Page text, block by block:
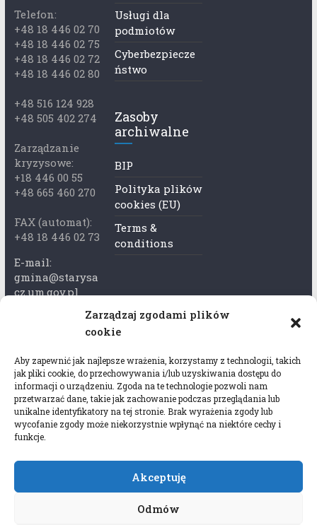
Zarządzaj zgodami plików
cookie
Aby zapewnić jak najlepsze wrażenia, korzystamy z technologii, takich
jak pliki cookie, do przechowywania i/lub uzyskiwania dostępu do
informacji o urządzeniu. Zgoda na te technologie pozwoli nam
przetwarzać dane, takie jak zachowanie podczas przeglądania lub
unikalne identyfikatory na tej stronie. Brak wyrażenia zgody lub
wycofanie zgody może niekorzystnie wpłynąć na niektóre cechy i
funkcje.
Akceptuję
Odmów
Telefon:
+48 18 446 02 70
+48 18 446 02 75
+48 18 446 02 72
+48 18 446 02 80
+48 516 124 928
+48 505 402 274
Zarządzanie
kryzysowe:
+18 446 00 55
+48 665 460 270
FAX (automat):
+48 18 446 02 73
E-mail:
gmina@starysa
cz.um.gov.pl
Adres skrzynki
rytka
Adres do e-
Doręczeń:
AEL-97528-
78647-USWGJ-
Usługi dla
podmiotów
Cyberbezpiecze
ństwo
Zasoby
archiwalne
BIP
Polityka plików
cookies (EU)
Terms &
conditions